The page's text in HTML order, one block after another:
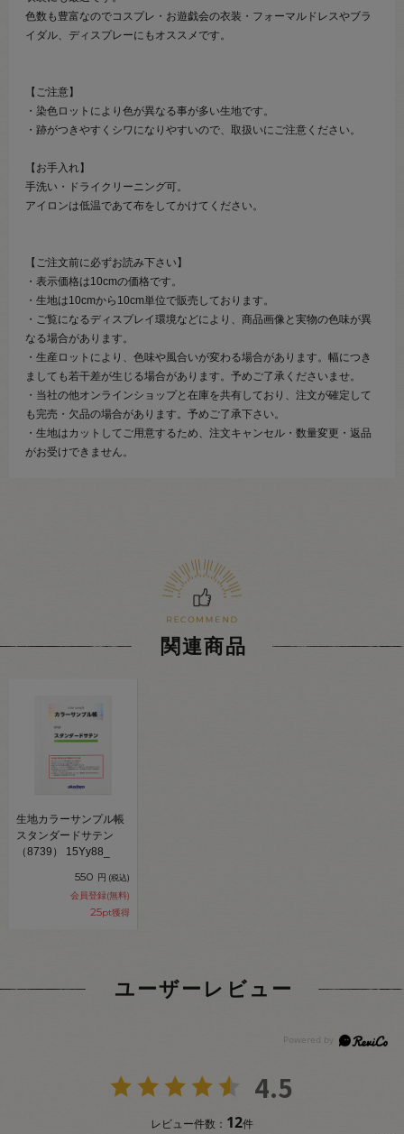
色数も豊富なのでコスプレ・お遊戯会の衣装・フォーマルドレスやブラ
イダル、ディスプレーにもオススメです。
【ご注意】
・染色ロットにより色が異なる事が多い生地です。
・跡がつきやすくシワになりやすいので、取扱いにご注意ください。
【お手入れ】
手洗い・ドライクリーニング可。
アイロンは低温であて布をしてかけてください。
【ご注文前に必ずお読み下さい】
・表示価格は10cmの価格です。
・生地は10cmから10cm単位で販売しております。
・ご覧になるディスプレイ環境などにより、商品画像と実物の色味が異
なる場合があります。
・生産ロットにより、色味や風合いが変わる場合があります。幅につき
ましても若干差が生じる場合があります。予めご了承くださいませ。
・当社の他オンラインショップと在庫を共有しており、注文が確定して
も完売・欠品の場合があります。予めご了承下さい。
・生地はカットしてご用意するため、注文キャンセル・数量変更・返品
がお受けできません。
関連商品
生地カラーサンプル帳
スタンダードサテン
（8739） 15Yy88_
550 円 (税込)
会員登録(無料)
25pt獲得
ユーザーレビュー
4.5
レビュー件数： 12件